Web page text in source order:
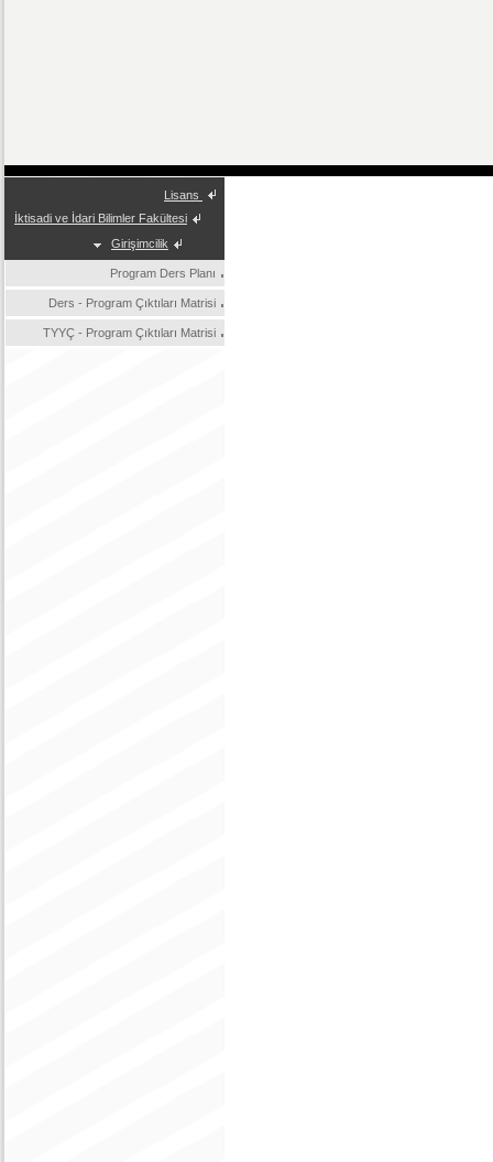
Lisans
İktisadi ve İdari Bilimler Fakültesi
Girişimcilik
Program Ders Planı
Ders - Program Çıktıları Matrisi
TYYÇ - Program Çıktıları Matrisi